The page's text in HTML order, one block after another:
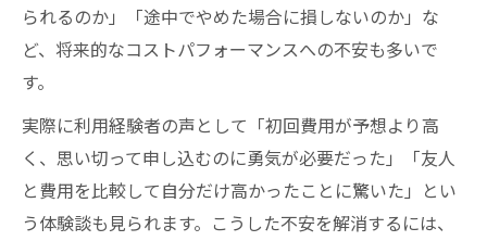
られるのか」「途中でやめた場合に損しないのか」な
ど、将来的なコストパフォーマンスへの不安も多いで
す。
実際に利用経験者の声として「初回費用が予想より高
く、思い切って申し込むのに勇気が必要だった」「友人
と費用を比較して自分だけ高かったことに驚いた」とい
う体験談も見られます。こうした不安を解消するには、